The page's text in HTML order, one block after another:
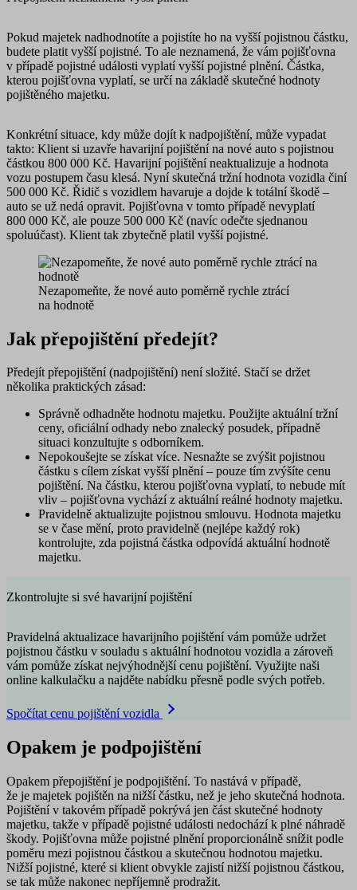
Pokud majetek nadhodnotíte a pojistíte ho na vyšší pojistnou částku,
budete platit vyšší pojistné. To ale neznamená, že vám pojišťovna
v případě pojistné události vyplatí vyšší pojistné plnění. Částka,
kterou pojišťovna vyplatí, se určí na základě skutečné hodnoty
pojištěného majetku.
Konkrétní situace, kdy může dojít k nadpojištění, může vypadat
takto: Klient si uzavře havarijní pojištění na nové auto s pojistnou
částkou 800 000 Kč. Havarijní pojištění neaktualizuje a hodnota
vozu postupem času klesá. Nyní skutečná tržní hodnota vozidla činí
500 000 Kč. Řidič s vozidlem havaruje a dojde k totální škodě –
auto se už nedá opravit. Pojišťovna v tomto případě nevyplatí
800 000 Kč, ale pouze 500 000 Kč (navíc odečte sjednanou
spoluúčast). Klient tak zbytečně platil vyšší pojistné.
Nezapomeňte, že nové auto poměrně rychle ztrácí
na hodnotě
Jak přepojištění předejít?
Předejít přepojištění (nadpojištění) není složité. Stačí se držet
několika praktických zásad:
Správně odhadněte hodnotu majetku. Použijte aktuální tržní
ceny, oficiální odhady nebo znalecký posudek, případně
situaci konzultujte s odborníkem.
Nepokoušejte se získat více. Nesnažte se zvýšit pojistnou
částku s cílem získat vyšší plnění – pouze tím zvýšíte cenu
pojištění. Na částku, kterou pojišťovna vyplatí, to nebude mít
vliv – pojišťovna vychází z aktuální reálné hodnoty majetku.
Pravidelně aktualizujte pojistnou smlouvu. Hodnota majetku
se v čase mění, proto pravidelně (nejlépe každý rok)
kontrolujte, zda pojistná částka odpovídá aktuální hodnotě
majetku.
Zkontrolujte si své havarijní pojištění
Pravidelná aktualizace havarijního pojištění vám pomůže udržet
pojistnou částku v souladu s aktuální hodnotou vozidla a zároveň
vám pomůže získat nejvýhodnější cenu pojištění. Využijte naši
online kalkulačku a najděte nabídku přesně podle svých potřeb.
Spočítat cenu pojištění vozidla
Opakem je podpojištění
Opakem přepojištění je podpojištění. To nastává v případě,
že je majetek pojištěn na nižší částku, než je jeho skutečná hodnota.
Pojištění v takovém případě pokrývá jen část skutečné hodnoty
majetku, takže v případě pojistné události nedochází k plné náhradě
škody. Pojišťovna může pojistné plnění proporcionálně snížit podle
poměru mezi pojistnou částkou a skutečnou hodnotou majetku.
Nižší pojistné, které si klient obvykle zajistí nižší pojistnou částkou,
se tak může nakonec nepříjemně prodražit.